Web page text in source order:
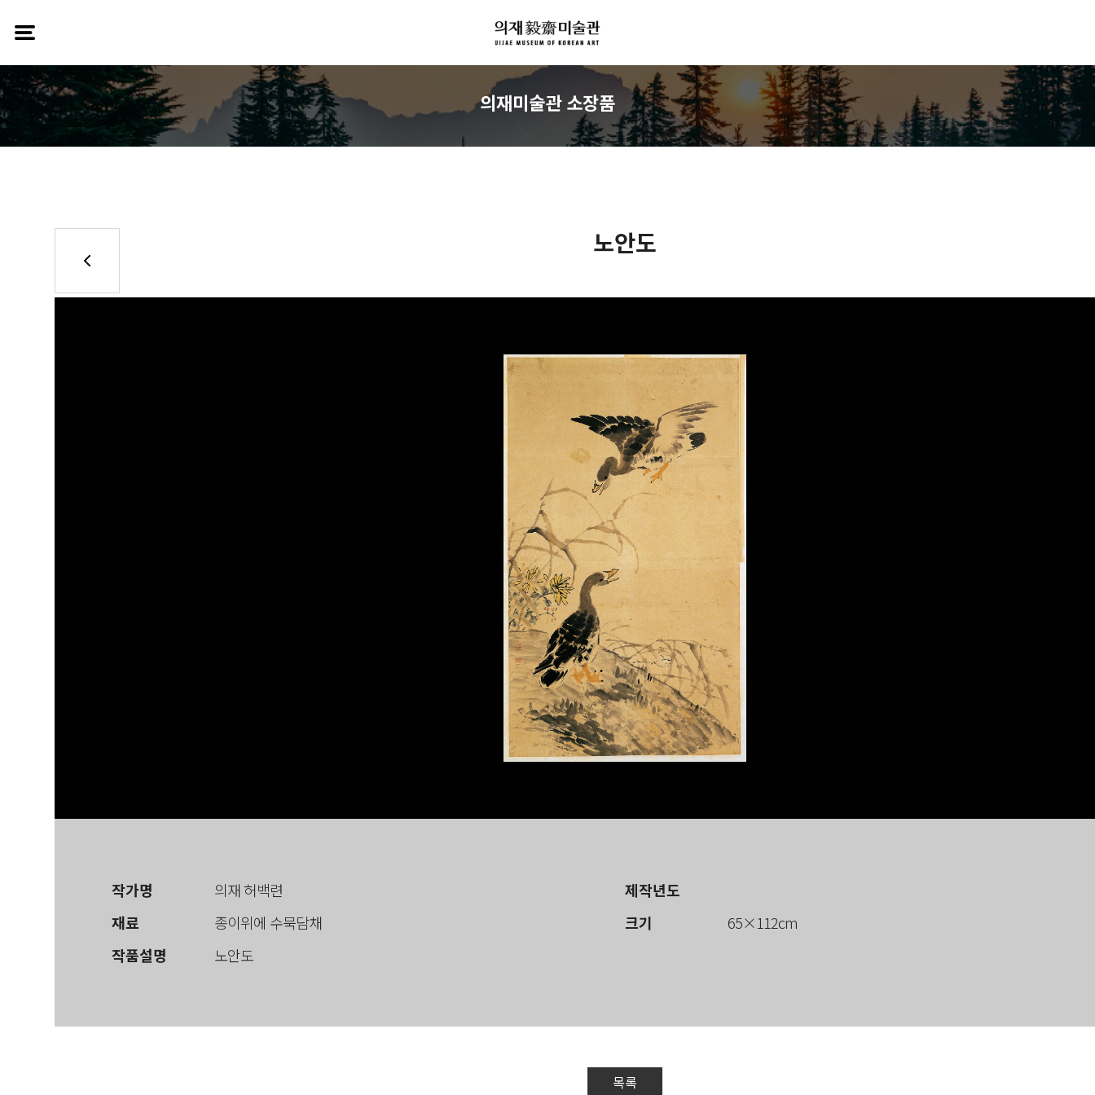
의재미술관 소장품
노안도
작가명 의재 허백련
제작년도
재료
종이위에 수묵담채 크기
65×112cm
작품설명
노안도
목록